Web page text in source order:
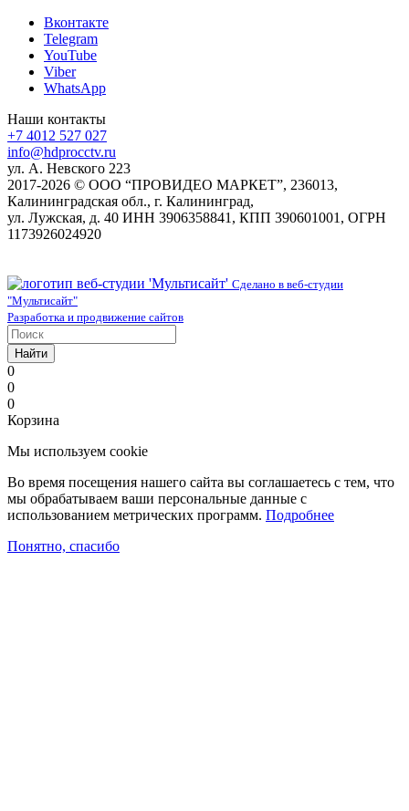
Вконтакте
Telegram
YouTube
Viber
WhatsApp
Наши контакты
+7 4012 527 027
info@hdprocctv.ru
ул. А. Невского 223
2017-2026 © ООО “ПРОВИДЕО МАРКЕТ”, 236013,
Калининградская обл., г. Калининград,
ул. Лужская, д. 40 ИНН 3906358841, КПП 390601001, ОГРН
1173926024920
Сделано в веб-студии
"Мультисайт"
Разработка и продвижение сайтов
Найти
0
0
0
Корзина
Мы используем cookie
Во время посещения нашего сайта вы соглашаетесь с тем, что
мы обрабатываем ваши персональные данные с
использованием метрических программ. Подробнее
Понятно, спасибо